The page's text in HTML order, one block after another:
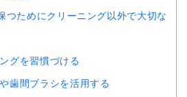
つためにクリーニング以外で大切な
グを習慣づける
歯間ブラシを活用する